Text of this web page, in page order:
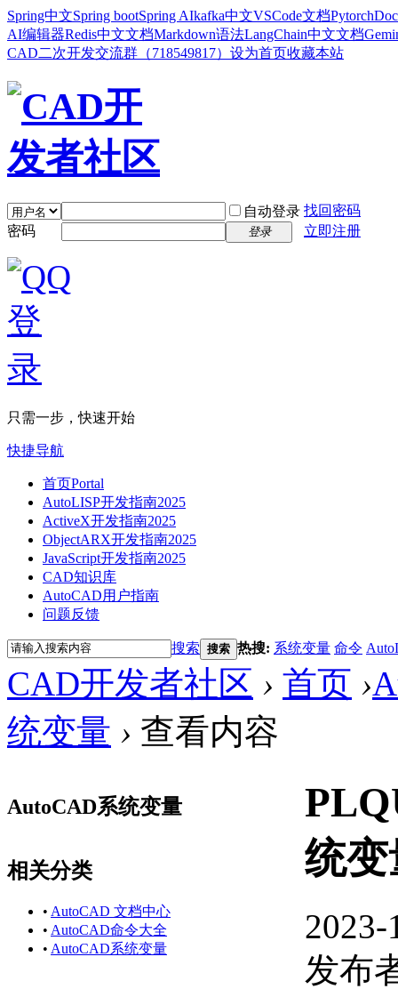
Spring中文Spring bootSpring AIkafka中文VSCode文档Pytorch
AI编辑器Redis中文文档Markdown语法LangChain中文文档
CAD二次开发交流群（718549817） 设为首页收藏本站
自动登录 找回密码
密码
登录 立即注册
只需一步，快速开始
快捷导航
首页Portal
AutoLISP开发指南2025
ActiveX开发指南2025
ObjectARX开发指南2025
JavaScript开发指南2025
CAD知识库
AutoCAD用户指南
问题反馈
搜索 搜索 热搜: 系统变量 命令
CAD开发者社区 › 首页 ›
统变量 › 查看内容
AutoCAD系统变量
相关分类
• AutoCAD 文档中心
• AutoCAD命令大全
• AutoCAD系统变量
统
2023-
发布